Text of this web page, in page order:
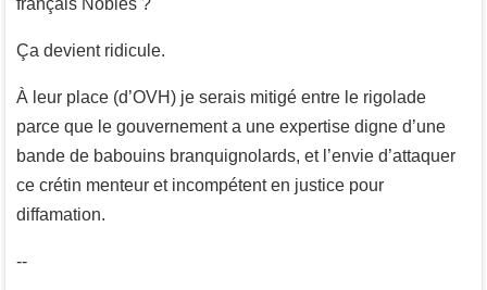
Ça devient ridicule.
À leur place (d’OVH) je serais mitigé entre le rigolade
parce que le gouvernement a une expertise digne d’une
bande de babouins branquignolards, et l’envie d’attaquer
ce crétin menteur et incompétent en justice pour
diffamation.
--